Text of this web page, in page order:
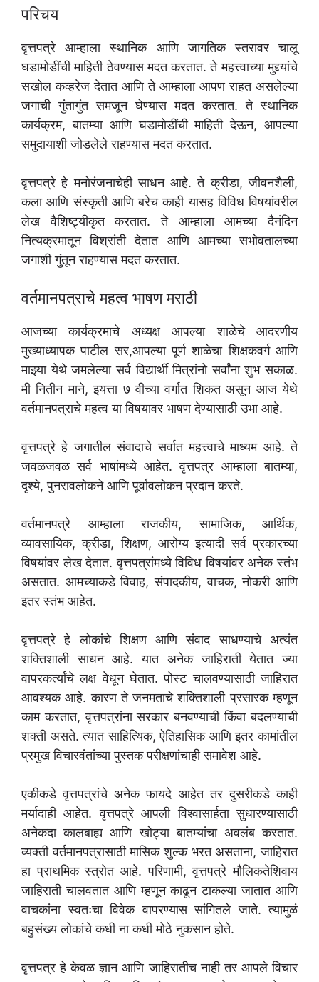
परिचय
वृत्तपत्रे आम्हाला स्थानिक आणि जागतिक स्तरावर चालू
घडामोडींची माहिती ठेवण्यास मदत करतात. ते महत्त्वाच्या मुद्द्यांचे
सखोल कव्हरेज देतात आणि ते आम्हाला आपण राहत असलेल्या
जगाची गुंतागुंत समजून घेण्यास मदत करतात. ते स्थानिक
कार्यक्रम, बातम्या आणि घडामोडींची माहिती देऊन, आपल्या
समुदायाशी जोडलेले राहण्यास मदत करतात.
वृत्तपत्रे हे मनोरंजनाचेही साधन आहे. ते क्रीडा, जीवनशैली,
कला आणि संस्कृती आणि बरेच काही यासह विविध विषयांवरील
लेख वैशिष्ट्यीकृत करतात. ते आम्हाला आमच्या दैनंदिन
नित्यक्रमातून विश्रांती देतात आणि आमच्या सभोवतालच्या
जगाशी गुंतून राहण्यास मदत करतात.
वर्तमानपत्राचे महत्व भाषण मराठी
आजच्या कार्यक्रमाचे अध्यक्ष आपल्या शाळेचे आदरणीय
मुख्याध्यापक पाटील सर,आपल्या पूर्ण शाळेचा शिक्षकवर्ग आणि
माझ्या येथे जमलेल्या सर्व विद्यार्थी मित्रांनो सर्वांना शुभ सकाळ.
मी नितीन माने, इयत्ता ७ वीच्या वर्गात शिकत असून आज येथे
वर्तमानपत्राचे महत्व या विषयावर भाषण देण्यासाठी उभा आहे.
वृत्तपत्रे हे जगातील संवादाचे सर्वात महत्त्वाचे माध्यम आहे. ते
जवळजवळ सर्व भाषांमध्ये आहेत. वृत्तपत्र आम्हाला बातम्या,
दृश्ये, पुनरावलोकने आणि पूर्वावलोकन प्रदान करते.
वर्तमानपत्रे आम्हाला राजकीय, सामाजिक, आर्थिक,
व्यावसायिक, क्रीडा, शिक्षण, आरोग्य इत्यादी सर्व प्रकारच्या
विषयांवर लेख देतात. वृत्तपत्रांमध्ये विविध विषयांवर अनेक स्तंभ
असतात. आमच्याकडे विवाह, संपादकीय, वाचक, नोकरी आणि
इतर स्तंभ आहेत.
वृत्तपत्रे हे लोकांचे शिक्षण आणि संवाद साधण्याचे अत्यंत
शक्तिशाली साधन आहे. यात अनेक जाहिराती येतात ज्या
वापरकर्त्यांचे लक्ष वेधून घेतात. पोस्ट चालवण्यासाठी जाहिरात
आवश्यक आहे. कारण ते जनमताचे शक्तिशाली प्रसारक म्हणून
काम करतात, वृत्तपत्रांना सरकार बनवण्याची किंवा बदलण्याची
शक्ती असते. त्यात साहित्यिक, ऐतिहासिक आणि इतर कामांतील
प्रमुख विचारवंतांच्या पुस्तक परीक्षणांचाही समावेश आहे.
एकीकडे वृत्तपत्रांचे अनेक फायदे आहेत तर दुसरीकडे काही
मर्यादाही आहेत. वृत्तपत्रे आपली विश्वासार्हता सुधारण्यासाठी
अनेकदा कालबाह्य आणि खोट्या बातम्यांचा अवलंब करतात.
व्यक्ती वर्तमानपत्रासाठी मासिक शुल्क भरत असताना, जाहिरात
हा प्राथमिक स्त्रोत आहे. परिणामी, वृत्तपत्रे मौलिकतेशिवाय
जाहिराती चालवतात आणि म्हणून काढून टाकल्या जातात आणि
वाचकांना स्वतःचा विवेक वापरण्यास सांगितले जाते. त्यामुळं
बहुसंख्य लोकांचे कधी ना कधी मोठे नुकसान होते.
वृत्तपत्र हे केवळ ज्ञान आणि जाहिरातीच नाही तर आपले विचार